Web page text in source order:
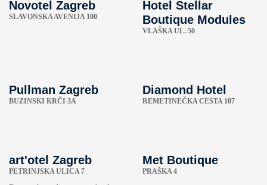
Novotel Zagreb
SLAVONSKA AVENIJA 100
Hotel Stellar
Boutique Modules
VLAŠKA UL. 50
Pullman Zagreb
BUZINSKI KRČI 3A
Diamond Hotel
REMETINEČKA CESTA 107
art'otel Zagreb
PETRINJSKA ULICA 7
Met Boutique
PRAŠKA 4